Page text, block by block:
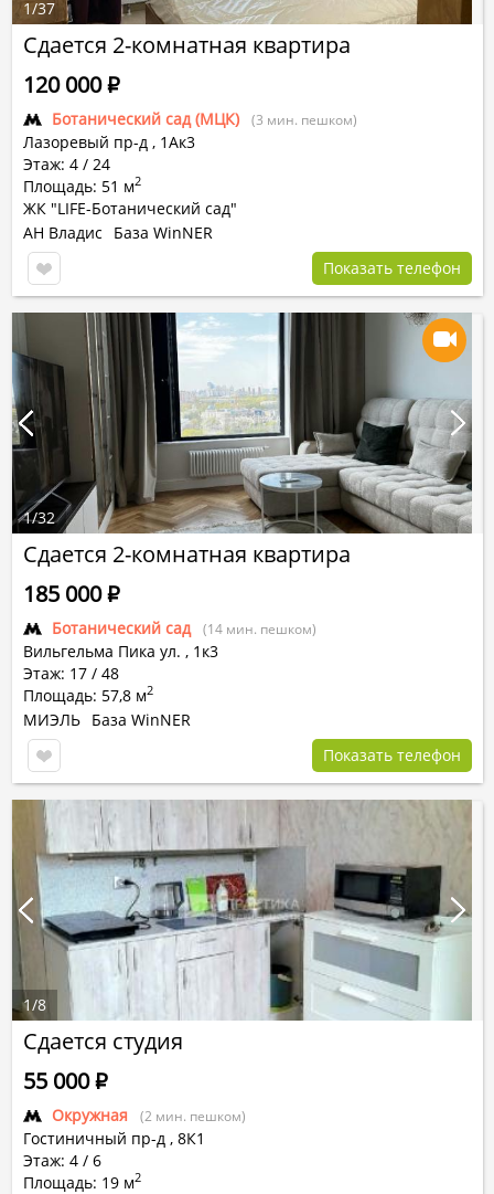
Сдается 2-комнатная квартира
Ботанический сад (МЦК) (3 мин. пешком)
Лазоревый пр-д , 1Ак3
Этаж: 4 / 24
Площадь: 51 м2
ЖК "LIFE-Ботанический сад"
120 000Р
АН Владис
База WinNER
Показать телефон
1/37
Сдается 2-комнатная квартира
Ботанический сад (14 мин. пешком)
Вильгельма Пика ул. , 1к3
Этаж: 17 / 48
Площадь: 57,8 м2
185 000Р
МИЭЛЬ База WinNER
Показать телефон
1/32
Сдается студия
Окружная (2 мин. пешком)
Гостиничный пр-д , 8К1
Этаж: 4 / 6
Площадь: 19 м2
55 000Р
1/8